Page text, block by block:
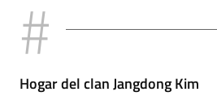
Hogar del clan Jangdong Kim